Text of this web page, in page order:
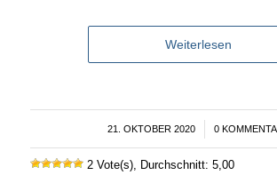
Weiterlesen
21. OKTOBER 2020
/ 0
2 Vote(s), Durchschnitt: 5,00